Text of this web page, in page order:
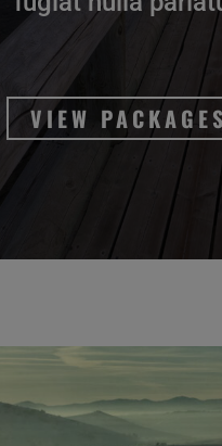
VIEW PACKAGES